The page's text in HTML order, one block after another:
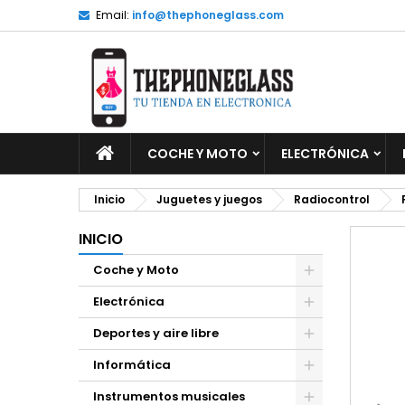
Email: info@thephoneglass.com
INICIOCOCHE Y MOTO ELECTRÓNICA
Inicio Juguetes y juegos Radiocontrol
INICIO
Coche y Moto
Electrónica
Deportes y aire libre
Informática
Instrumentos musicales